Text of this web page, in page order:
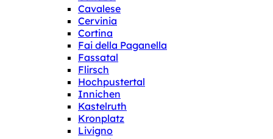
Cavalese
Cervinia
Cortina
Fai della Paganella
Fassatal
Flirsch
Hochpustertal
Innichen
Kastelruth
Kronplatz
Livigno